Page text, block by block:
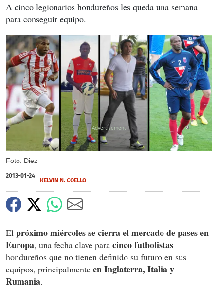
A cinco legionarios hondureños les queda una semana
para conseguir equipo.
Foto: Diez
X
2013-01-24
KELVIN N. COELLO
El próximo miércolesse cierra el mercado de pases en
Europa, una fecha clave para cinco futbolistas
hondureños que no tienen definido su futuro en sus
equipos, principalmente en Inglaterra, Italia y
Rumania.